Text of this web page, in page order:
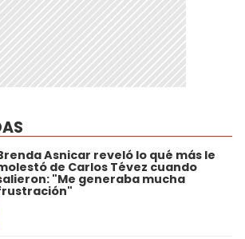
Asnicar reveló lo qué más le
de Carlos Tévez cuando
"Me generaba mucha